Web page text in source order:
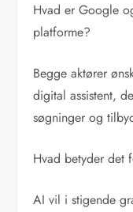
Hvad er Google
platforme?
Begge aktører
digital assistent,
søgninger og
Hvad betyder det
AI vil i stigende